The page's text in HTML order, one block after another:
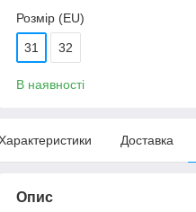
Розмір (EU)
31 32
В наявності
Доставка
Опис